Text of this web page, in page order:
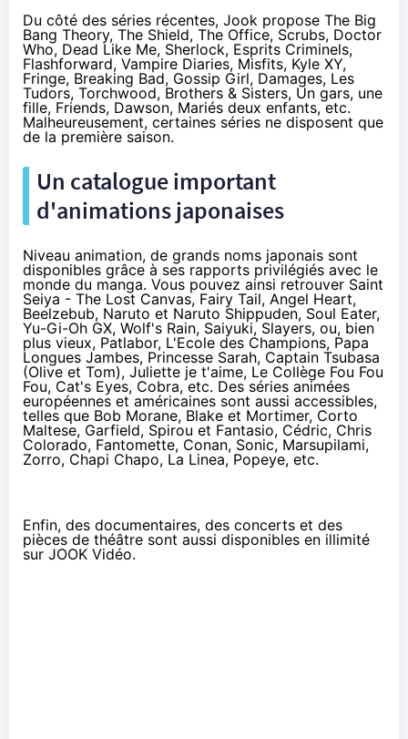
Du côté des séries récentes, Jook propose The Big
Bang Theory, The Shield, The Office, Scrubs, Doctor
Who, Dead Like Me, Sherlock, Esprits Criminels,
Flashforward, Vampire Diaries, Misfits, Kyle XY,
Fringe, Breaking Bad, Gossip Girl, Damages, Les
Tudors, Torchwood, Brothers & Sisters, Un gars, une
fille, Friends, Dawson, Mariés deux enfants, etc.
Malheureusement, certaines séries ne disposent que
de la première saison.
Un catalogue important
d'animations japonaises
Niveau animation, de grands noms japonais sont
disponibles grâce à ses rapports privilégiés avec le
monde du manga. Vous pouvez ainsi retrouver Saint
Seiya - The Lost Canvas, Fairy Tail, Angel Heart,
Beelzebub, Naruto et Naruto Shippuden, Soul Eater,
Yu-Gi-Oh GX, Wolf's Rain, Saiyuki, Slayers, ou, bien
plus vieux, Patlabor, L'Ecole des Champions, Papa
Longues Jambes, Princesse Sarah, Captain Tsubasa
(Olive et Tom), Juliette je t'aime, Le Collège Fou Fou
Fou, Cat's Eyes, Cobra, etc. Des séries animées
européennes et américaines sont aussi accessibles,
telles que Bob Morane, Blake et Mortimer, Corto
Maltese, Garfield, Spirou et Fantasio, Cédric, Chris
Colorado, Fantomette, Conan, Sonic, Marsupilami,
Zorro, Chapi Chapo, La Linea, Popeye, etc.
Enfin, des documentaires, des concerts et des
pièces de théâtre sont aussi disponibles en illimité
sur JOOK Vidéo.